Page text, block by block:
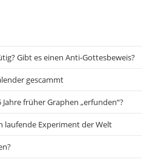
Gibt es einen Anti-Gottesbeweis?
gescammt
früher Graphen „erfunden“?
laufende Experiment der Welt